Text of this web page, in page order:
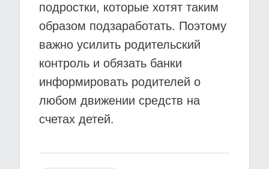
подростки, которые хотят таким
образом подзаработать. Поэтому
важно усилить родительский
контроль и обязать банки
информировать родителей о
любом движении средств на
счетах детей.